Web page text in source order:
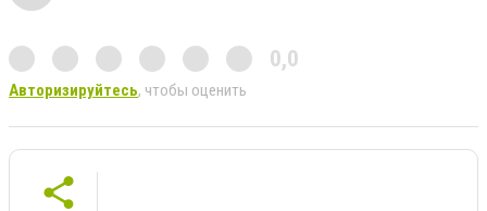
0,0
Авторизируйтесь, чтобы оценить